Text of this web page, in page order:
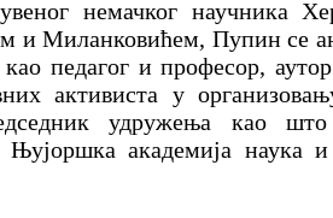
немачког научника
и Миланковићем, Пупин се
педагог и професор,
активиста у
удружења као
Њујоршка академија наука